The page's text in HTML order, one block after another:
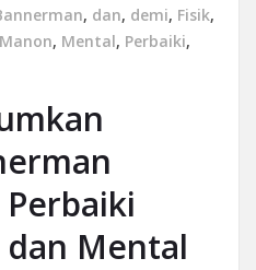
, dan, demi, Fisik,
Manon, Mental, Perbaiki,
dan Mental